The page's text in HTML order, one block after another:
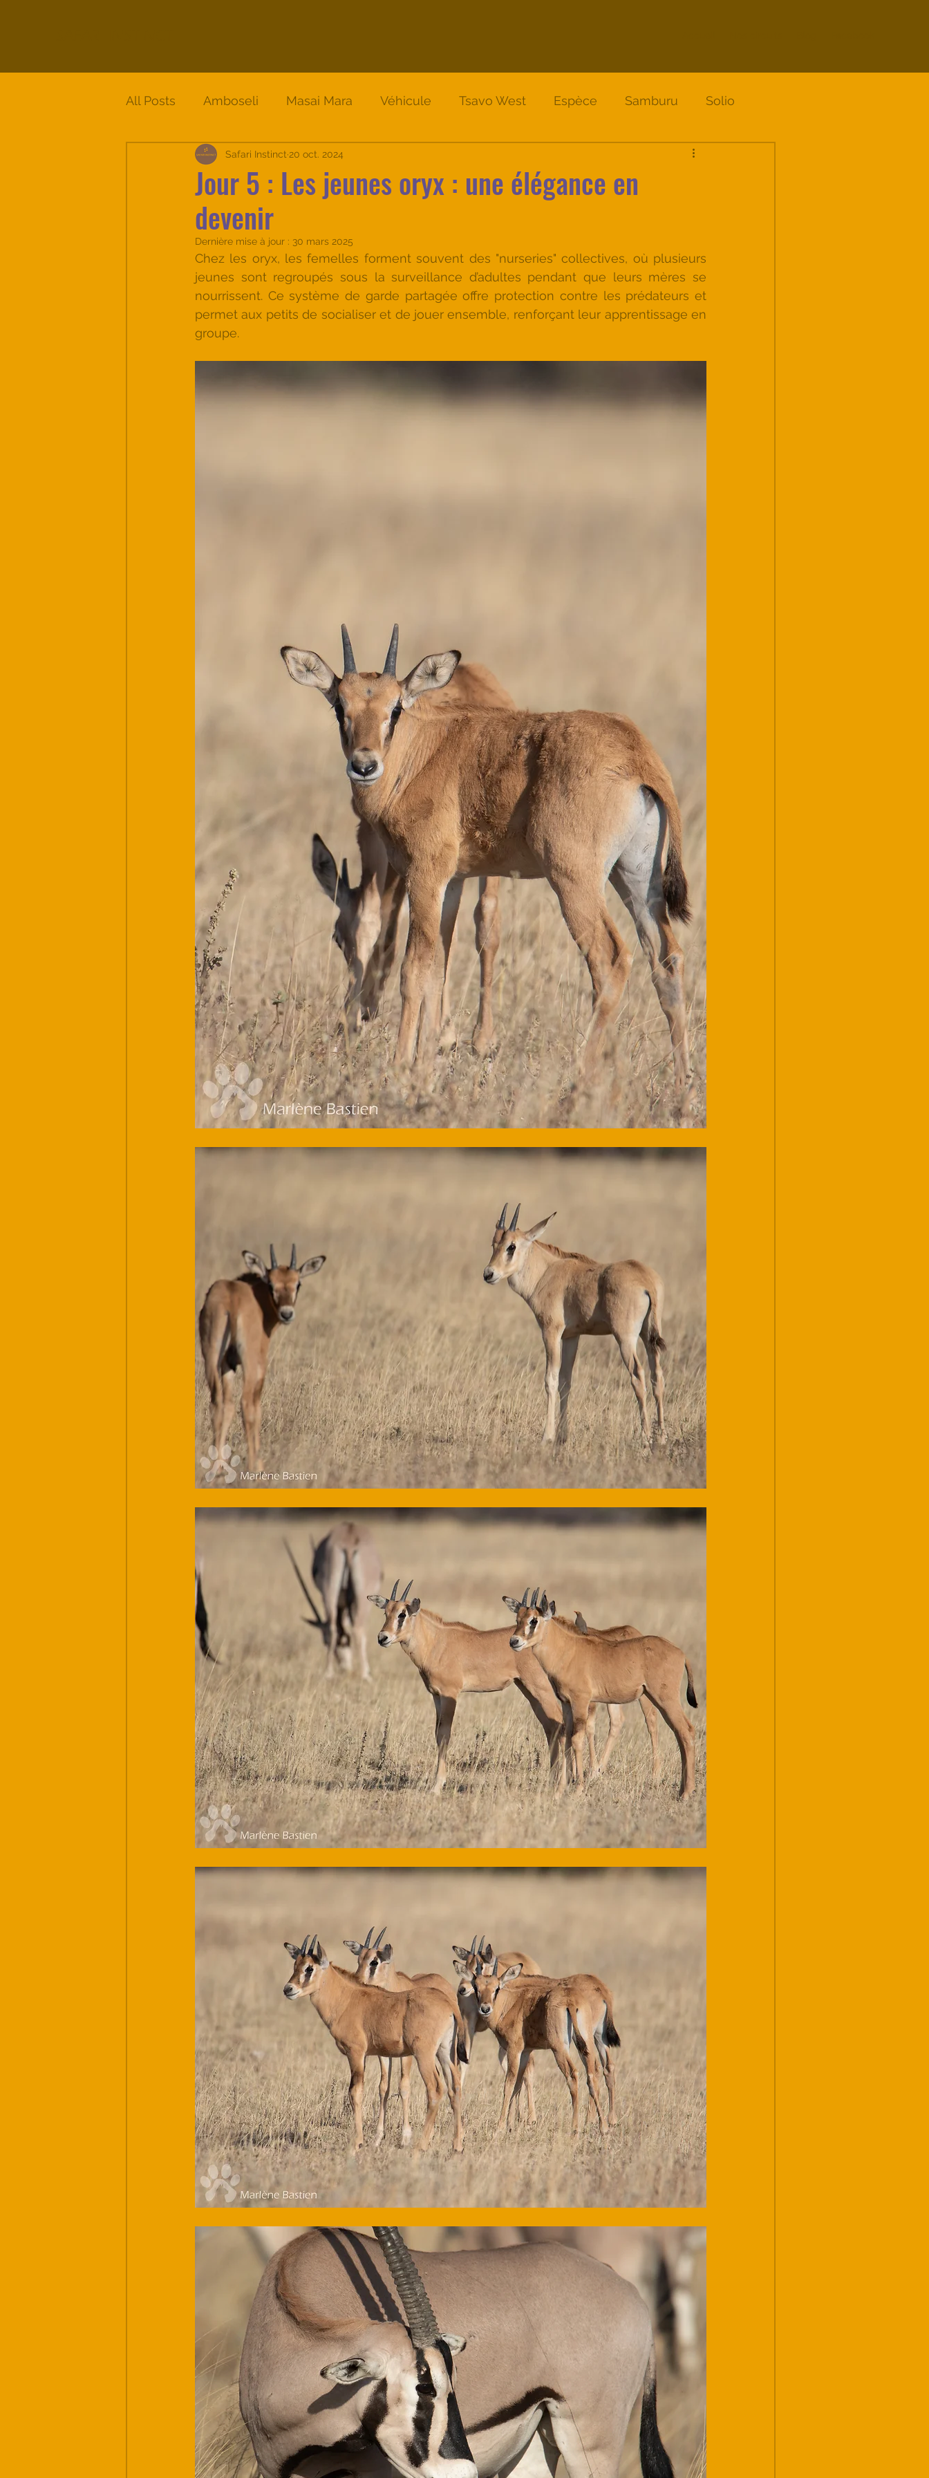
All Posts Amboseli Masai Mara Véhicule Tsavo West Espèce Samburu Solio
Circuit Solio - Samburu - Nakuru
Jour 5 : Les jeunes oryx : une élégance en
devenir
Safari Instinct 20 oct. 2024
Dernière mise à jour : 30 mars 2025
Chez les oryx, les femelles forment souvent des "nurseries" collectives, où plusieurs
jeunes sont regroupés sous la surveillance d’adultes pendant que leurs mères se
nourrissent. Ce système de garde partagée offre protection contre les prédateurs et
permet aux petits de socialiser et de jouer ensemble, renforçant leur apprentissage en
groupe.